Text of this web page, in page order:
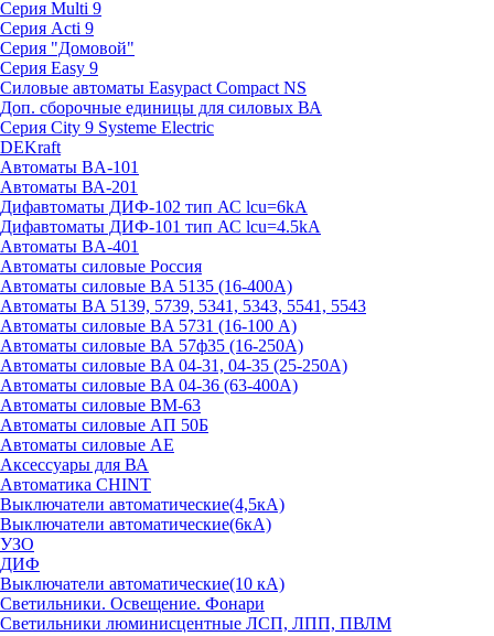
Серия Multi 9
Серия Acti 9
Серия "Домовой"
Серия Easy 9
Силовые автоматы Easypact Compact NS
Доп. сборочные единицы для силовых ВА
Серия City 9 Systeme Electric
DEKraft
Автоматы BA-101
Автоматы ВА-201
Дифавтоматы ДИФ-102 тип АС lcu=6kA
Дифавтоматы ДИФ-101 тип АС lcu=4.5kA
Автоматы BA-401
Автоматы силовые Россия
Автоматы силовые BA 5135 (16-400А)
Автоматы BA 5139, 5739, 5341, 5343, 5541, 5543
Автоматы силовые BA 5731 (16-100 А)
Автоматы силовые ВА 57ф35 (16-250А)
Автоматы силовые BA 04-31, 04-35 (25-250А)
Автоматы силовые BA 04-36 (63-400А)
Автоматы силовые ВМ-63
Автоматы силовые АП 50Б
Автоматы силовые АЕ
Аксессуары для ВА
Автоматика CHINT
Выключатели автоматические(4,5кА)
Выключатели автоматические(6кА)
УЗО
ДИФ
Выключатели автоматические(10 кА)
Светильники. Освещение. Фонари
Светильники люминисцентные ЛСП, ЛПП, ПВЛМ